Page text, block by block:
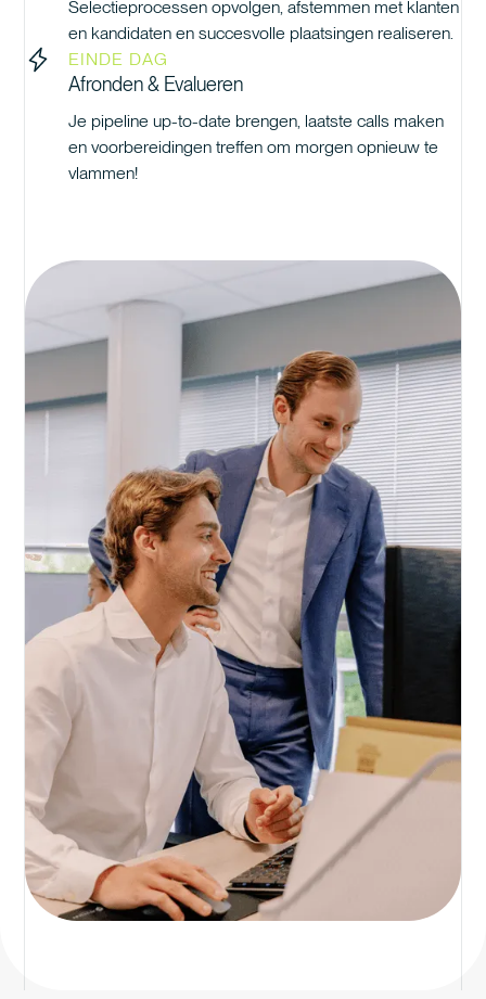
Selectieprocessen opvolgen, afstemmen met klanten
en kandidaten en succesvolle plaatsingen realiseren.
EINDE DAG
Afronden & Evalueren
Je pipeline up-to-date brengen, laatste calls maken
en voorbereidingen treffen om morgen opnieuw te
vlammen!